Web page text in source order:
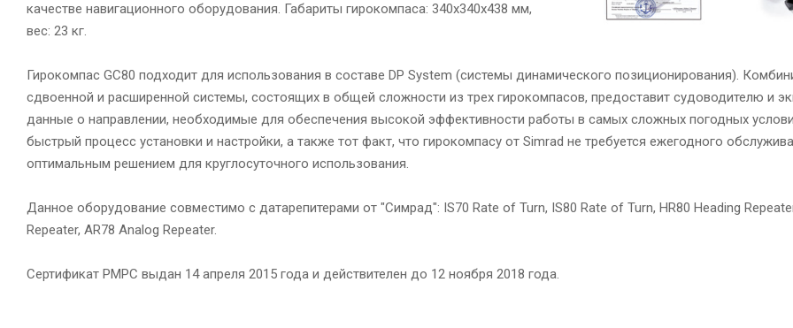
качестве навигационного оборудования. Габариты гирокомпаса: 340х340х438 мм,
вес: 23 кг.
Гирокомпас GC80 подходит для использования в составе DP System (системы динамического позиционирования).
сдвоенной и расширенной системы, состоящих в общей сложности из трех гирокомпасов, предоставит судоводителю и
данные о направлении, необходимые для обеспечения высокой эффективности работы в самых сложных погодных
быстрый процесс установки и настройки, а также тот факт, что гирокомпасу от Simrad не требуется ежегодного
оптимальным решением для круглосуточного использования.
Данное оборудование совместимо с датарепитерами от "Симрад": IS70 Rate of Turn, IS80 Rate of Turn, HR80 Heading
Repeater, AR78 Analog Repeater.
Сертификат РМРС выдан 14 апреля 2015 года и действителен до 12 ноября 2018 года.